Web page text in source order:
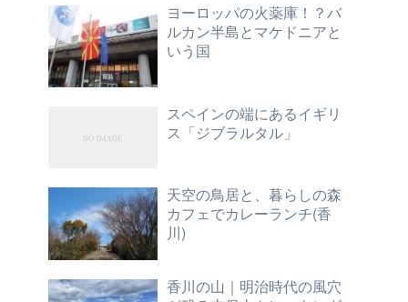
ヨーロッパの火薬庫！？バ
ルカン半島とマケドニアと
いう国
スペインの端にあるイギリ
ス「ジブラルタル」
天空の鳥居と、暮らしの森
カフェでカレーランチ(香
川)
香川の山｜明治時代の風穴